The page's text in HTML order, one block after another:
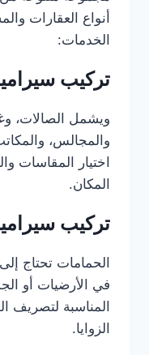
أنواع العقارات
الخدمات:
تركيب
ويشمل الصالات،
والمجالس،
اختيار المقاسات
المكان.
تركيب
الحمامات تحتاج
في الأرضيات أو
المناسبة لتصريف
الزوايا.